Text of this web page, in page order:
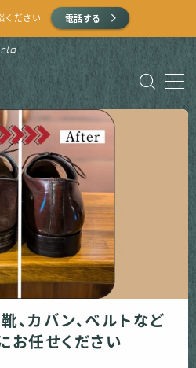
ください 電話する
靴、カバン、ベルトなど
お任せください